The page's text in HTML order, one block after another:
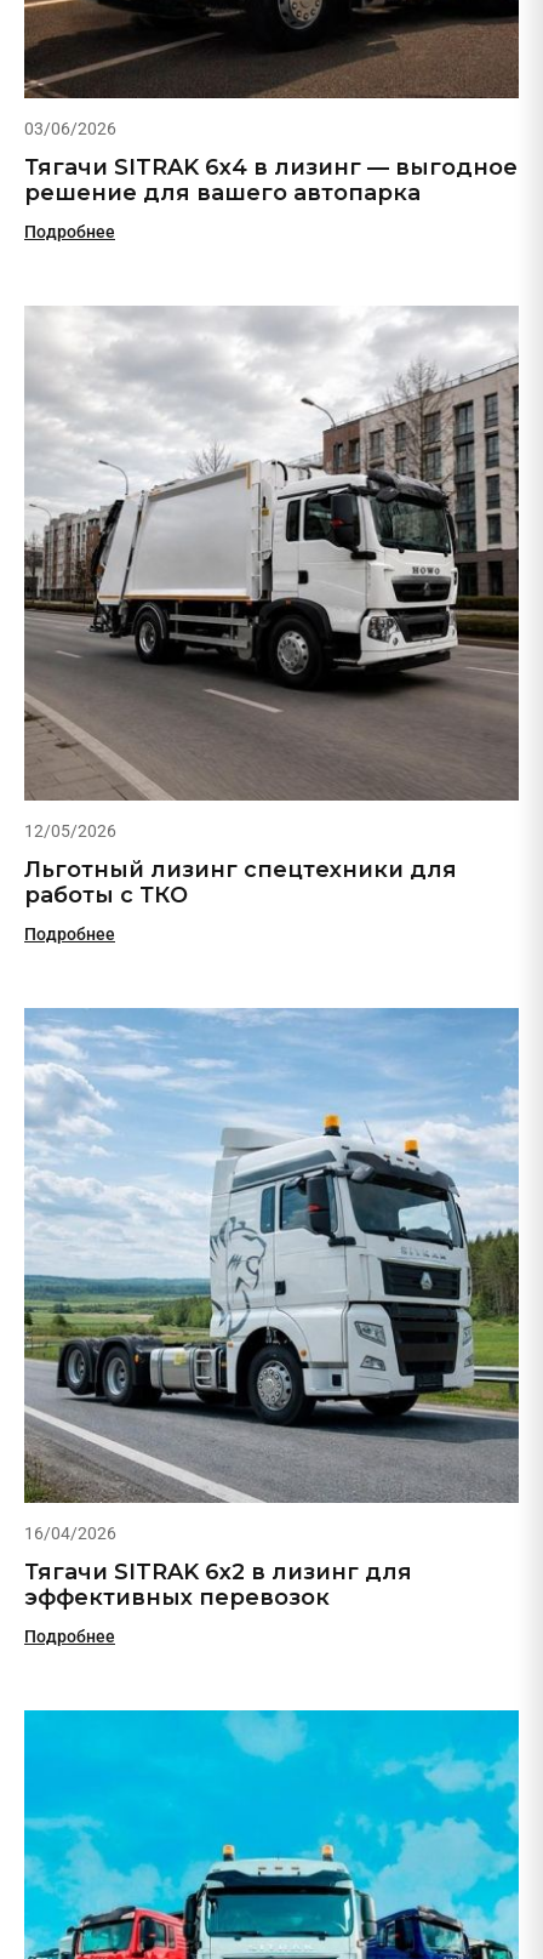
03/06/2026
Тягачи SITRAK 6х4 в лизинг — выгодное
решение для вашего автопарка
Подробнее
12/05/2026
Льготный лизинг спецтехники для
работы с ТКО
Подробнее
16/04/2026
Тягачи SITRAK 6х2 в лизинг для
эффективных перевозок
Подробнее